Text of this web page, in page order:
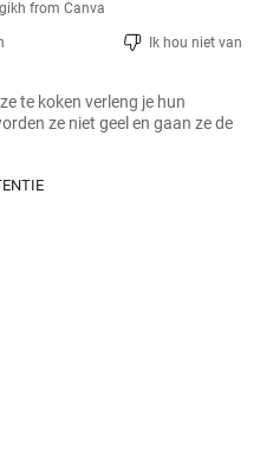
from Canva
Ik hou niet van
te koken verleng je hun
ze niet geel en gaan ze de